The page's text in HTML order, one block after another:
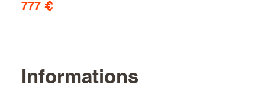
777 €
informations